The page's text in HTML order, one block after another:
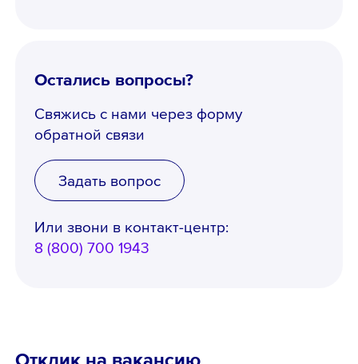
Остались вопросы?
Свяжись с нами через форму
обратной связи
Задать вопрос
Или звони в контакт-центр:
8 (800) 700 1943